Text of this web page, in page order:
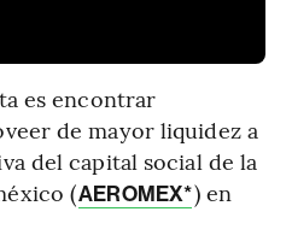
es encontrar
de mayor liquidez a
del capital social de la
(AEROMEX*) en